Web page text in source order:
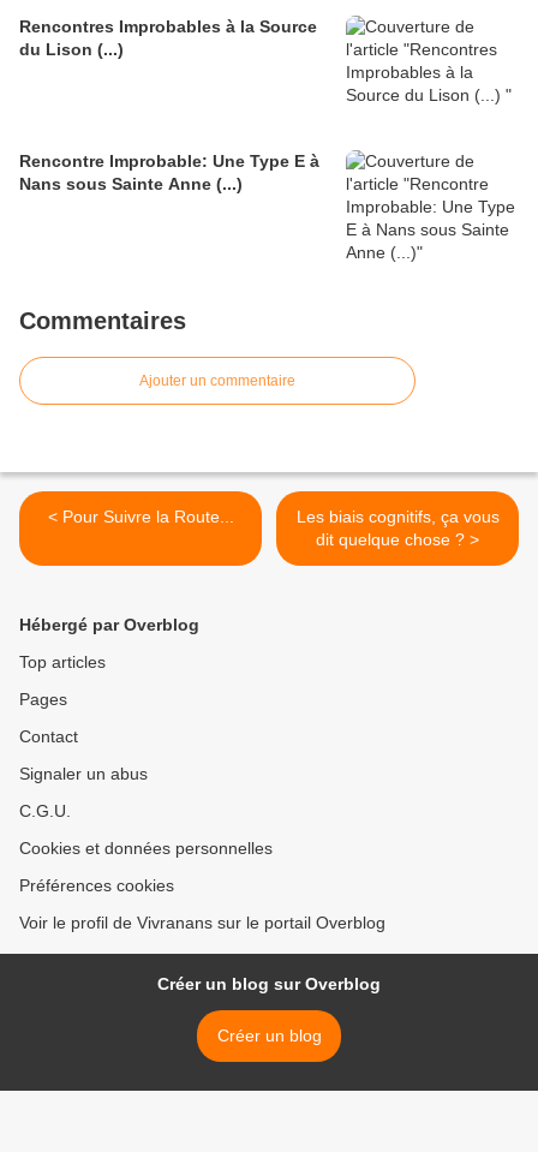
Rencontres Improbables à la Source
du Lison (...)
Rencontre Improbable: Une Type E à
Nans sous Sainte Anne (...)
Commentaires
Ajouter un commentaire
< Pour Suivre la Route...
Les biais cognitifs, ça vous
dit quelque chose ? >
Hébergé par Overblog
Top articles
Pages
Contact
Signaler un abus
C.G.U.
Cookies et données personnelles
Préférences cookies
Voir le profil de Vivranans sur le portail Overblog
Créer un blog sur Overblog
Créer un blog